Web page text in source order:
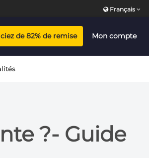
Français
de 82% de remise Mon compte
?- Guide